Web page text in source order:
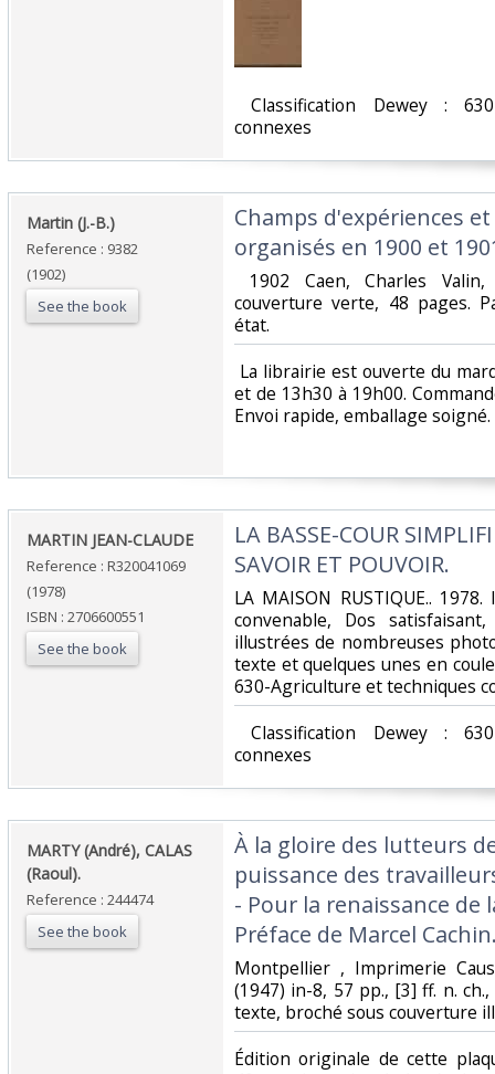
Classification Dewey :
connexes‎
‎Martin (J.-B.)‎
Reference : 9382
(1902)
See the book
‎Champs d'expériences
organisés en 1900 et
1902 Caen, Charles
couverture verte, 48 pages.
état. ‎
La librairie est ouverte du
et de 13h30 à 19h00.
Envoi rapide, emballage soigné. ‎
‎MARTIN JEAN-CLAUDE‎
Reference : R320041069
(1978)
ISBN : 2706600551
See the book
‎LA BASSE-COUR
SAVOIR ET POUVOIR.‎
‎LA MAISON RUSTIQUE..
convenable, Dos
illustrées de nombreuses
texte et quelques unes en
630-Agriculture et techniques
Classification Dewey :
connexes‎
‎MARTY (André), CALAS
(Raoul).‎
Reference : 244474
See the book
‎À la gloire des lutteurs
puissance des
- Pour la renaissance de
Préface de Marcel
‎Montpellier , Imprimerie
(1947) in-8, 57 pp., [3] ff. n.
texte, broché sous couverture
‎Édition originale de cette